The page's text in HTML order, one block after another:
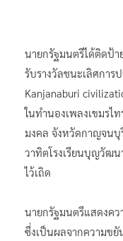
นายกรัฐมนตรีได้ติดป้า
รับรางวัลชนะเลิศการ
Kanjanaburi
ในทำนองเพลงเขมรไท
มงคล จังหวัดกาญจนบุ
วาทิตโรงเรียนบุญวัฒ
ไว้เถิด
นายกรัฐมนตรีแสดงคว
ซึ่งเป็นผลจากความขยั